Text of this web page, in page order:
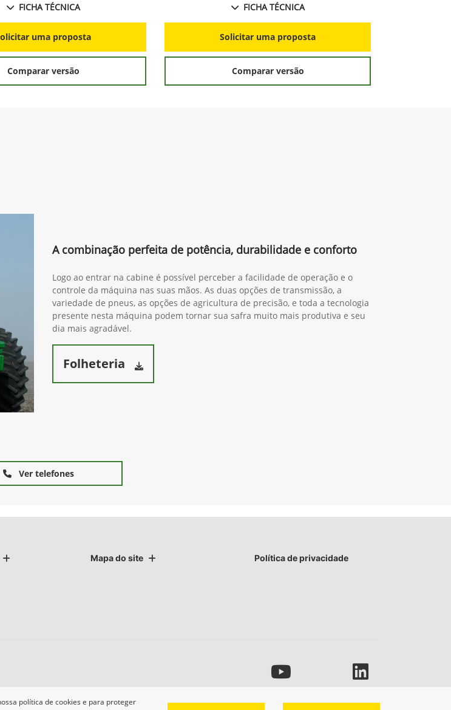
FICHA TÉCNICA
uma proposta
Comparar versão
FICHA TÉCNICA
Solicitar uma proposta
Comparar versão
A combinação perfeita de potência, durabilidade e conforto
Logo ao entrar na cabine é possível perceber a facilidade de operação e o
controle da máquina nas suas mãos. As duas opções de transmissão, a
variedade de pneus, as opções de agricultura de precisão, e toda a tecnologia
presente nesta máquina podem tornar sua safra muito mais produtiva e seu
dia mais agradável.
Folheteria
Ver telefones
Mapa do site Política de privacidade
política de cookies e para proteger